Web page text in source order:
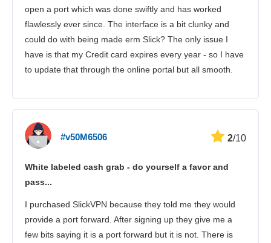
open a port which was done swiftly and has worked
flawlessly ever since. The interface is a bit clunky and
could do with being made erm Slick? The only issue I
have is that my Credit card expires every year - so I have
to update that through the online portal but all smooth.
#v50M6506 2/10
White labeled cash grab - do yourself a favor and
pass...
I purchased SlickVPN because they told me they would
provide a port forward. After signing up they give me a
few bits saying it is a port forward but it is not. There is